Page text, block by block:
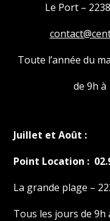
Le Port –
Toute l’année du
de 9h à
Juillet et Août :
Point Location :
La grande plage –
Tous les jours de 9h